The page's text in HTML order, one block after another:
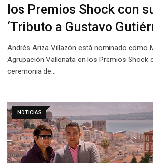
los Premios Shock con
‘Tributo a Gustavo
Andrés Ariza Villazón está nominado como
Agrupación Vallenata en los Premios Shock
ceremonia de…
NOTICIAS